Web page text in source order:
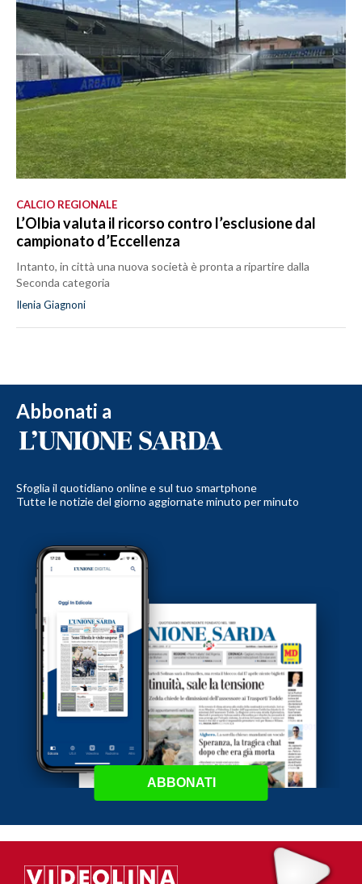
CALCIO REGIONALE
L’Olbia valuta il ricorso contro l’esclusione dal
campionato d’Eccellenza
Intanto, in città una nuova società è pronta a ripartire dalla
Seconda categoria
Ilenia Giagnoni
Abbonati a
Sfoglia il quotidiano online e sul tuo smartphone
Tutte le notizie del giorno aggiornate minuto per minuto
ABBONATI